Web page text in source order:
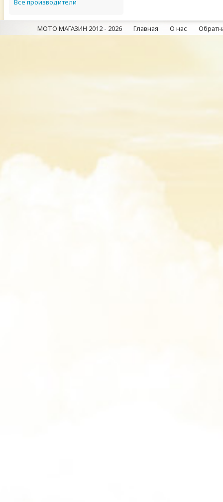
Все производители
МОТО МАГАЗИН 2012 - 2026 Главная О нас